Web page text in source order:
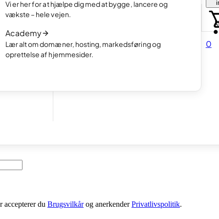
Vi er her for at hjælpe dig med at bygge, lancere og
vækste – hele vejen.
Academy
Lær alt om domæner, hosting, markedsføring og
oprettelse af hjemmesider.
0
at
Læs artiklen
Hvordan man laver en hjemmeside med
skandinavisk hjemmesideprogram til virksomhedsejere. Få en
du Brugsvilkårog anerkenderPrivatlivspolitik.